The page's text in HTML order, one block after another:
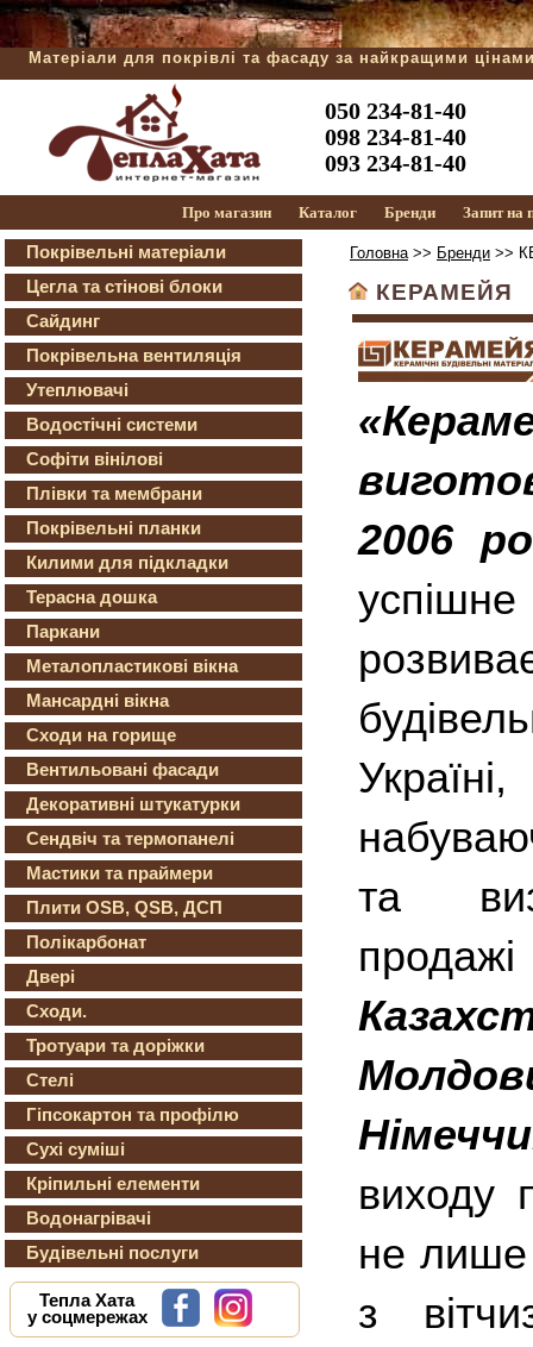
Матеріали для покрівлі та фасаду за найкращими
050 234-81-40
098 234-81-40
093 234-81-40
Про магазин Каталог Бренди Запит на
Покрівельні матеріали
Цегла та стінові блоки
Сайдинг
Покрівельна вентиляція
Утеплювачі
Водостічні системи
Софіти вінілові
Плівки та мембрани
Покрівельні планки
Килими для підкладки
Терасна дошка
Паркани
Металопластикові вікна
Мансардні вікна
Сходи на горище
Вентильовані фасади
Декоративні штукатурки
Сендвіч та термопанелі
Мастики та праймери
Плити OSB, QSB, ДСП
Полікарбонат
Двері
Сходи.
Тротуари та доріжки
Стелі
Гіпсокартон та профілю
Сухі суміші
Кріпильні елементи
Водонагрівачі
Будівельні послуги
Тепла Хата
у соцмережах
Головна>> Бренди >>
КЕРАМЕЙЯ
2006
та
виходу
не лише
з